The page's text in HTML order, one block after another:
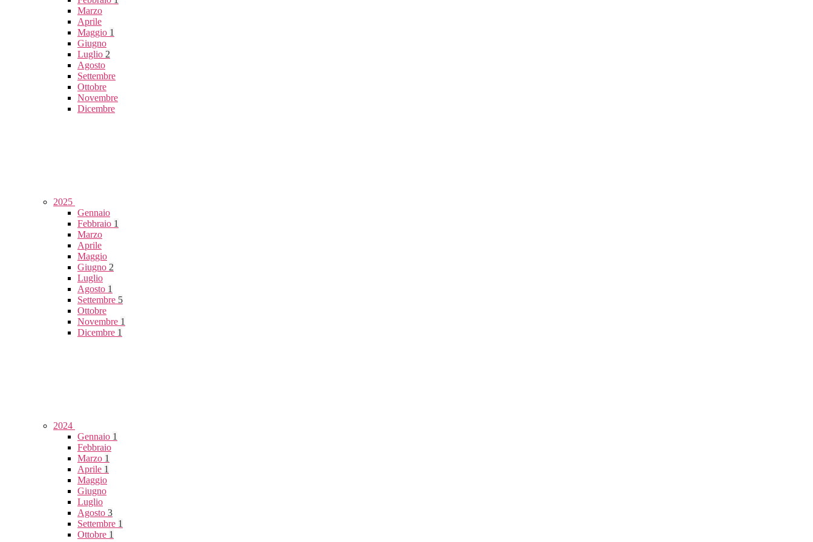
Marzo
Aprile
Maggio 1
Giugno
Luglio 2
Agosto
Settembre
Ottobre
Novembre
Dicembre
2025
Gennaio
Febbraio 1
Marzo
Aprile
Maggio
Giugno 2
Luglio
Agosto 1
Settembre 5
Ottobre
Novembre 1
Dicembre 1
2024
Gennaio 1
Febbraio
Marzo 1
Aprile 1
Maggio
Giugno
Luglio
Agosto 3
Settembre 1
Ottobre 1